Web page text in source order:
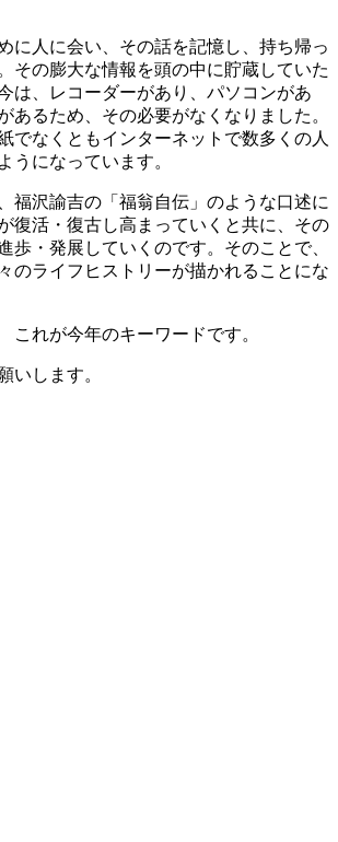
に人に会い、その話を記憶し、持ち帰っ
その膨大な情報を頭の中に貯蔵していた
は、レコーダーがあり、パソコンがあ
あるため、その必要がなくなりました。
でなくともインターネットで数多くの人
うになっています。
福沢諭吉の「福翁自伝」のような口述に
復活・復古し高まっていくと共に、その
歩・発展していくのです。そのことで、
のライフヒストリーが描かれることにな
れが今年のキーワードです。
いします。